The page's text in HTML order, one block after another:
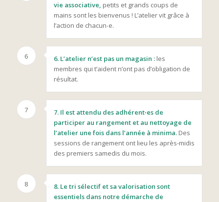
vie associative, petits et grands coups de
mains sont les bienvenus ! L’atelier vit grâce à
l’action de chacun∙e.
6 6. L’atelier n’est pas un magasin :les
membres qui t’aident n’ont pas d’obligation de
résultat.
7
7. Il est attendu des adhérent∙es de
participer au rangement et au nettoyage de
l’atelier une fois dans l’année à minima.Des
sessions de rangement ont lieu les après-midis
des premiers samedis du mois.
8
8. Le tri sélectif et sa valorisation sont
essentiels dans notre démarche de